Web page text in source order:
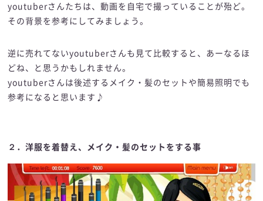
youtuberさんたちは、動画を自宅で撮っていることが殆ど。
その背景を参考にしてみましょう。
逆に売れてないyoutuberさんも見て比較すると、あーなるほ
どね、と思うかもしれません。
youtuberさんは後述するメイク・髪のセットや簡易照明でも
参考になると思います♪
２．洋服を着替え、メイク・髪のセットをする事